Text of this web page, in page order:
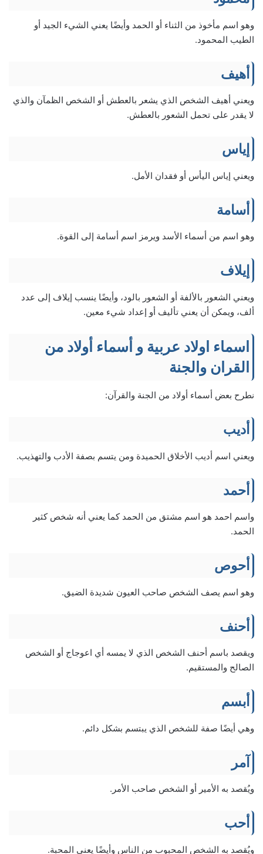
وهو اسم مأخوذ من الثناء أو الحمد وأيضًا يعني الشيء الجيد أو
الطيب المحمود.
أهيف
ويعني أهيف الشخص الذي يشعر بالعطش أو الشخص الظمآن والذي
لا يقدر على تحمل الشعور بالعطش.
إياس
ويعني إياس اليأس أو فقدان الأمل.
أسامة
وهو اسم من أسماء الأسد ويرمز اسم أسامة إلى القوة.
إيلاف
ويعني الشعور بالألفة أو الشعور بالود، وأيضًا ينسب إيلاف إلى عدد
ألف، ويمكن أن يعني تأليف أو إعداد شيء معين.
اسماء اولاد عربية و أسماء أولاد من
القران والجنة
نطرح بعض أسماء أولاد من الجنة والقرآن:
أديب
ويعني اسم أديب الأخلاق الحميدة ومن يتسم بصفة الأدب والتهذيب.
أحمد
واسم احمد هو اسم مشتق من الحمد كما يعني أنه شخص كثير
الحمد.
أحوص
وهو اسم يصف الشخص صاحب العيون شديدة الضيق.
أحنف
ويقصد باسم أحنف الشخص الذي لا يمسه أي اعوجاج أو الشخص
الصالح والمستقيم.
أبسم
وهي أيضًا صفة للشخص الذي يبتسم بشكل دائم.
آمر
ويُقصد به الأمير أو الشخص صاحب الأمر.
أحب
ويُقصد به الشخص المحبوب من الناس وأيضًا يعني المحبة.